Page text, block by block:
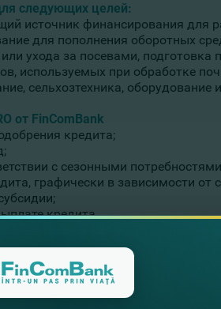
следующих целей:
источник финансирования для
для пополнения оборотных
ухода за посевами,
используемых при обработке
сельхозтехника, оборудование
от FinComBank
кредита;
с сезонными
графически в зависимости от
кредита.
ниже, и один из наших коллег
можете подать заявку на
страны.